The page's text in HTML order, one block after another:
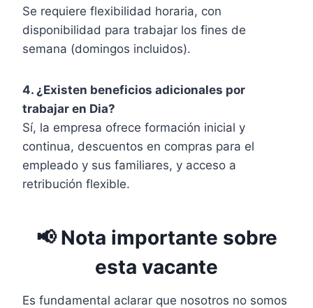
Se requiere flexibilidad horaria, con
disponibilidad para trabajar los fines de
semana (domingos incluidos).
4. ¿Existen beneficios adicionales por
trabajar en Dia?
Sí, la empresa ofrece formación inicial y
continua, descuentos en compras para el
empleado y sus familiares, y acceso a
retribución flexible.
📢 Nota importante sobre
esta vacante
Es fundamental aclarar que nosotros no somos